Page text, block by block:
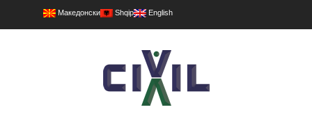
Македонски Shqip English